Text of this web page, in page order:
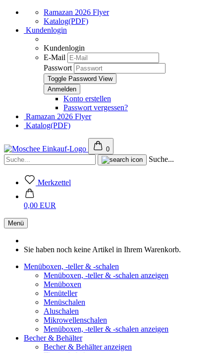
Ramazan 2026 Flyer
Katalog(PDF)
Kundenlogin
Kundenlogin
E-Mail
Passwort
Toggle Password View
Konto erstellen
Passwort vergessen?
Ramazan 2026 Flyer
Katalog(PDF)
0
Suche...
Merkzettel
0,00 EUR
Menü
Sie haben noch keine Artikel in Ihrem Warenkorb.
Menüboxen, -teller & -schalen
Menüboxen, -teller & -schalen anzeigen
Menüboxen
Menüteller
Menüschalen
Aluschalen
Mikrowellenschalen
Menüboxen, -teller & -schalen anzeigen
Becher & Behälter
Becher & Behälter anzeigen